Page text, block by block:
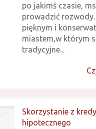
po jakimś czasie,
prowadzić
pięknym i
miastem,w którym
tradycyjne...
Skorzystanie z
hipotecznego